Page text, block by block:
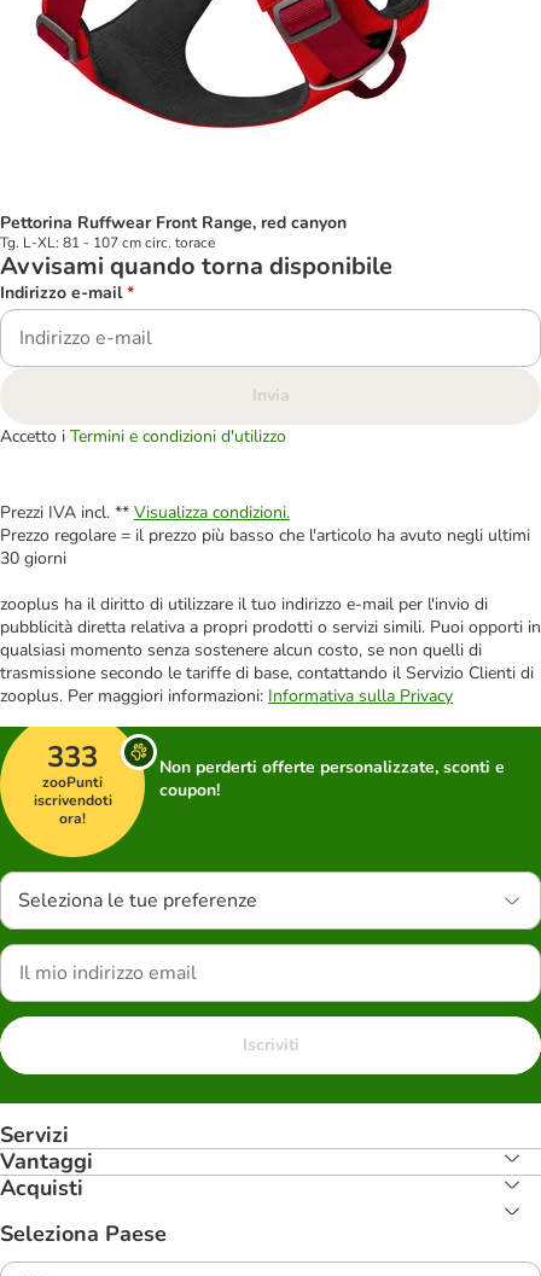
Pettorina Ruffwear Front Range, red canyon
Tg. L-XL: 81 - 107 cm circ. torace
Avvisami quando torna disponibile
Indirizzo e-mail *
Invia
Accetto i Termini e condizioni d'utilizzo
Prezzi IVA incl. ** Visualizza condizioni.
Prezzo regolare = il prezzo più basso che l'articolo ha avuto negli ultimi
30 giorni
zooplus ha il diritto di utilizzare il tuo indirizzo e-mail per l'invio di
pubblicità diretta relativa a propri prodotti o servizi simili. Puoi opporti in
qualsiasi momento senza sostenere alcun costo, se non quelli di
trasmissione secondo le tariffe di base, contattando il Servizio Clienti di
zooplus. Per maggiori informazioni: Informativa sulla Privacy
333
zooPunti
iscrivendoti
ora!
Non perderti offerte personalizzate, sconti e
coupon!
Seleziona le tue preferenze
Iscriviti
Servizi
Vantaggi
Acquisti
Seleziona Paese